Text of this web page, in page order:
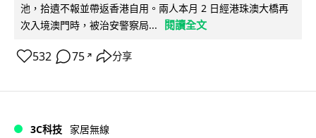
池，拾遺不報並帶返香港自用。兩人本月 2 日經港珠澳大橋再
次入境澳門時，被治安警察局...
閱讀全文
532 75 ↗ 分享
3C科技 家居無線